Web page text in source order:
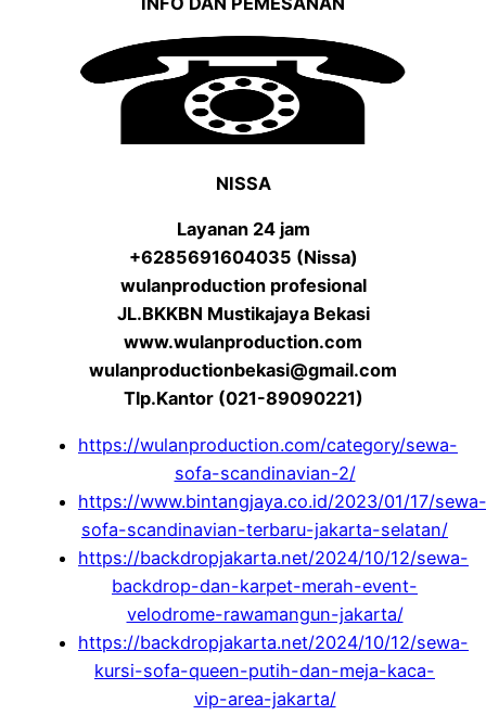
NISSA
Layanan 24 jam
+6285691604035 (Nissa)
wulanproduction profesional
JL.BKKBN Mustikajaya Bekasi
www.wulanproduction.com
wulanproductionbekasi@gmail.com
Tlp.Kantor (021-89090221)
https://wulanproduction.com/category/sewa-
sofa-scandinavian-2/
https://www.bintangjaya.co.id/2023/01/17/sewa-
sofa-scandinavian-terbaru-jakarta-selatan/
https://backdropjakarta.net/2024/10/12/sewa-
backdrop-dan-karpet-merah-event-
velodrome-rawamangun-jakarta/
https://backdropjakarta.net/2024/10/12/sewa-
kursi-sofa-queen-putih-dan-meja-kaca-
vip-area-jakarta/